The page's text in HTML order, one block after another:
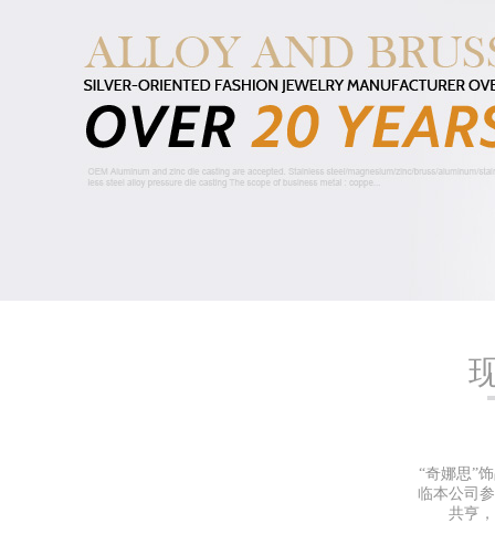
“奇娜思”
临本公司
共亨